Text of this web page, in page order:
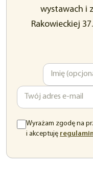
wystawach i
Rakowieckiej
Wyrażam zgodę na
i akceptuję regulamin